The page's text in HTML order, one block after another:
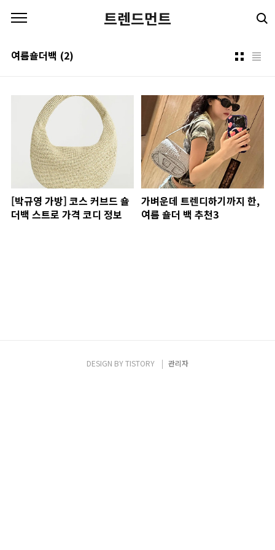
트렌드먼트
여름숄더백 (2)
[박규영 가방] 코스 커브드 숄
더백 스트로 가격 코디 정보
가벼운데 트렌디하기까지 한,
여름 숄더 백 추천3
DESIGN BYTISTORY 관리자